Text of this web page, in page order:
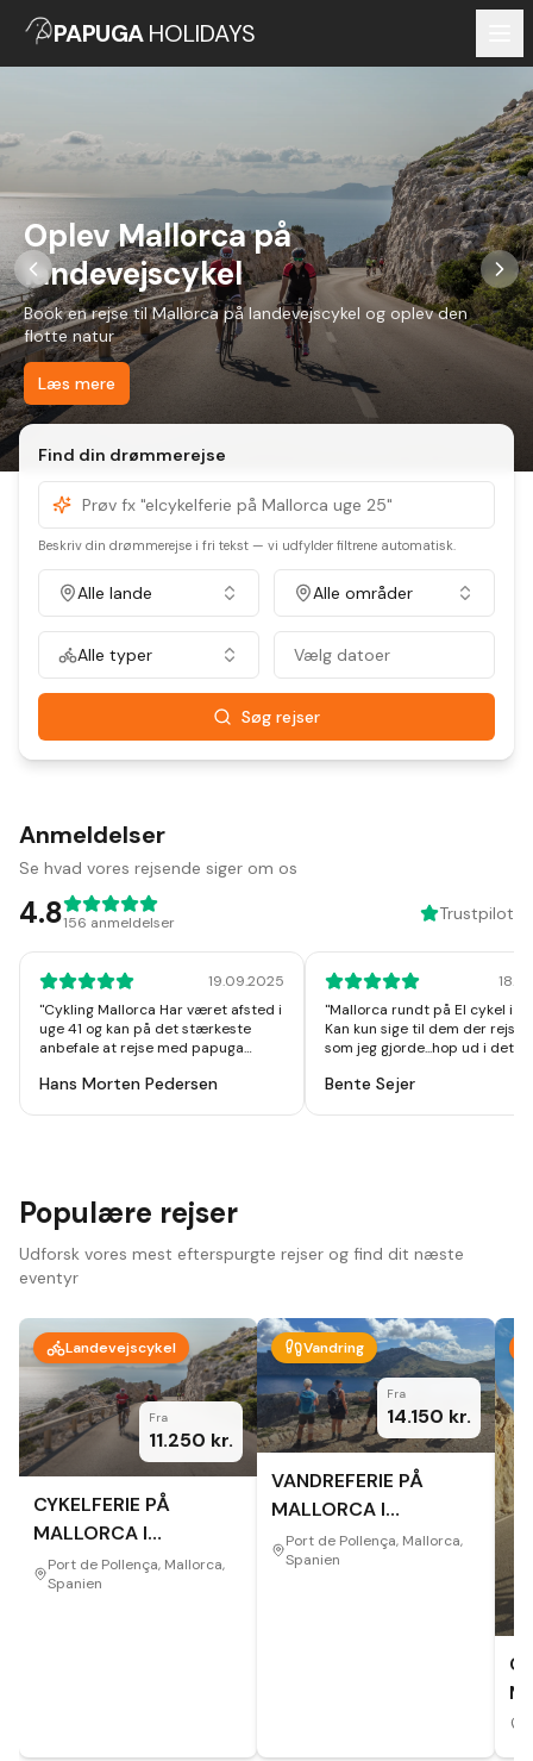
PAPUGAHOLIDAYS
Oplev Mallorca på
landevejscykel
Book en rejse til Mallorca på landevejscykel og oplev den
flotte natur
Læs mere
Find din drømmerejse
Beskriv din drømmerejse i fri tekst — vi udfylder filtrene automatisk.
Alle lande Alle områder
Alle typer Vælg datoer
Søg rejser
Anmeldelser
Se hvad vores rejsende siger om os
4.8156 anmeldelser Trustpilot
19.09.2025
"Cykling Mallorca Har været afsted i
uge 41 og kan på det stærkeste
anbefale at rejse med papuga
til slut, modtog en app hvor alt var
Bare se at komme afsted der er
noget for en hver.
Hans Morten Pedersen
"Mallorca rundt på El cykel i
Kan kun sige til dem der rejser
som jeg gjorde...hop ud i det, I
mennesker, omgivelser og
Bente Sejer
Populære rejser
Udforsk vores mest efterspurgte rejser og find dit næste
eventyr
Landevejscykel
Fra
11.250 kr.
CYKELFERIE PÅ
MALLORCA I
EFTERÅRET
Port de Pollença, Mallorca,
Spanien
Vandring
Fra
14.150 kr.
VANDREFERIE PÅ
MALLORCA I
EFTERÅRET
Port de Pollença, Mallorca,
Spanien